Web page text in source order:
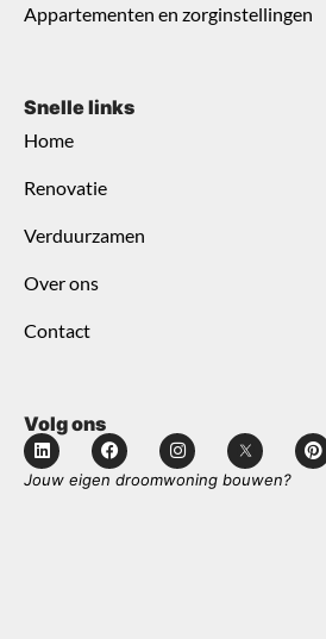
Appartementen en zorginstellingen
Snelle links
Home
Renovatie
Verduurzamen
Over ons
Contact
Volg ons
Jouw eigen droomwoning bouwen?